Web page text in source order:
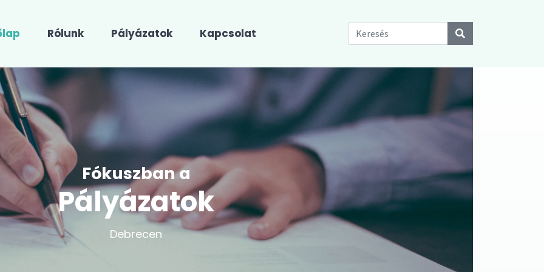
Rólunk Pályázatok Kapcsolat
Fókuszban a
Pályázatok
Debrecen